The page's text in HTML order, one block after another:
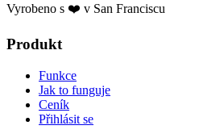
Vyrobeno s ❤️ v San Franciscu
Produkt
Funkce
Jak to funguje
Ceník
Přihlásit se